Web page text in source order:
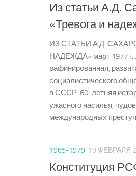
Из статьи А.Д.
«Тревога и
ИЗ СТАТЬИ А.Д.
НАДЕЖДА» март 1977 г.
рафинированная,
социалистического
в СССР. 60-летняя
ужасного насилья,
международных
1965-1979 19 ФЕВРАЛЯ
Конституция